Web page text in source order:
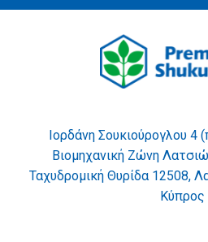
Ιορδάνη Σουκιούρογλου
Βιομηχανική Ζώνη
Ταχυδρομική Θυρίδα 12508,
Κύπρος